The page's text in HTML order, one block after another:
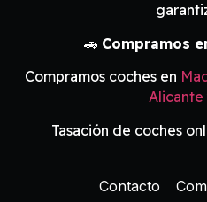
🚗 Compramos
Compramos coches en
Alicante
Tasación de coches
Contacto